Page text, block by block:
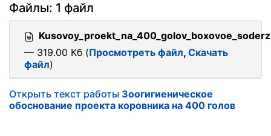
Файлы: 1 файл
— 319.00 Кб (Просмотреть файл, Скачать
файл)
Открыть текст работы Зоогигиеническое
обоснование проекта коровника на 400 голов